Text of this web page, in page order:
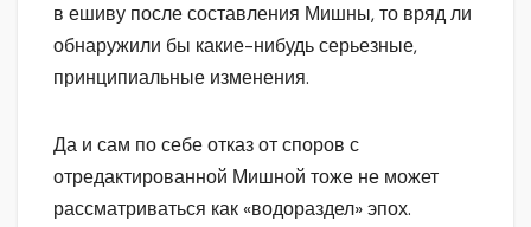
в ешиву после составления Мишны, то вряд ли
обнаружили бы какие-нибудь серьезные,
принципиальные изменения.
Да и сам по себе отказ от споров с
отредактированной Мишной тоже не может
рассматриваться как «водораздел» эпох.